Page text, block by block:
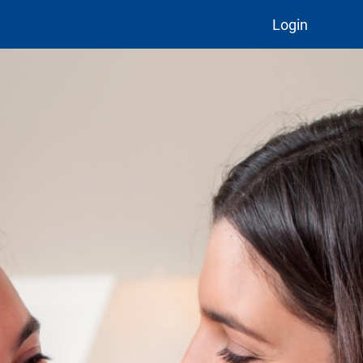
Login